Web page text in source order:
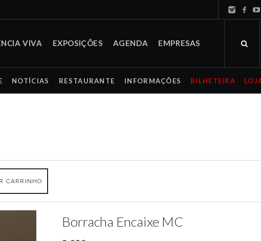
VIVA EXPOSIÇÕES AGENDA EMPRESAS
NOTÍCIAS RESTAURANTE INFORMAÇÕES BILHETEIRA
CARRINHO
Borracha Encaixe MC